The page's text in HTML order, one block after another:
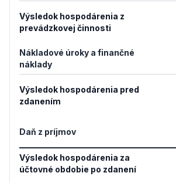
Výsledok hospodárenia z
prevádzkovej činnosti
Nákladové úroky a finančné
náklady
Výsledok hospodárenia pred
zdanením
Daň z príjmov
Výsledok hospodárenia za
účtovné obdobie po zdanení